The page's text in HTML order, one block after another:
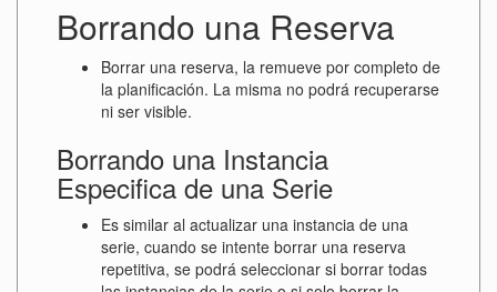
Borrando una Reserva
Borrar una reserva, la remueve por completo de
la planificación. La misma no podrá recuperarse
ni ser visible.
Borrando una Instancia
Especifica de una Serie
Es similar al actualizar una instancia de una
serie, cuando se intente borrar una reserva
repetitiva, se podrá seleccionar si borrar todas